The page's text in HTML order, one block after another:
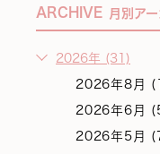
ARCHIVE 月別ア
2026年 (31)
2026年8月
2026年6月
2026年5月